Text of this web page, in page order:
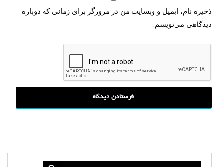
ذخیره نام، ایمیل و وبسایت من در مرورگر برای زمانی که دوباره
دیدگاهی می‌نویسم.